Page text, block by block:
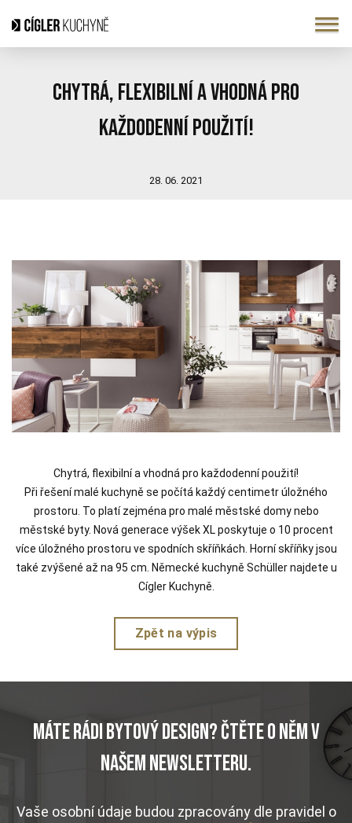
Chytrá, flexibilní a vhodná pro
každodenní použití!
28. 06. 2021
Chytrá, flexibilní a vhodná pro každodenní použití!
Při řešení malé kuchyně se počítá každý centimetr úložného
prostoru. To platí zejména pro malé městské domy nebo
městské byty. Nová generace výšek XL poskytuje o 10 procent
více úložného prostoru ve spodních skříňkách. Horní skříňky jsou
také zvýšené až na 95 cm. Německé kuchyně Schüller najdete u
Cígler Kuchyně.
Zpět na výpis
Máte rádi bytový design? Čtěte o něm v
našem newsletteru.
Vaše osobní údaje budou zpracovány dle pravidel o